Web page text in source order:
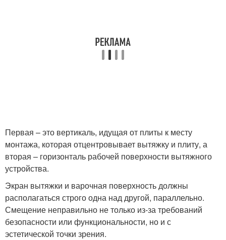
Вытяжки для газовой
Кухонная вытяжка Вытяжка без отвода
Вытяжка без
воздуховода
Вытяжки без отвода
Первая – это вертикаль, идущая от плиты к месту
монтажа, которая отцентровывает вытяжку и плиту, а
вторая – горизонталь рабочей поверхности вытяжного
устройства.
Экран вытяжки и варочная поверхность должны
располагаться строго одна над другой, параллельно.
Смещение неправильно не только из-за требований
безопасности или функциональности, но и с
эстетической точки зрения.